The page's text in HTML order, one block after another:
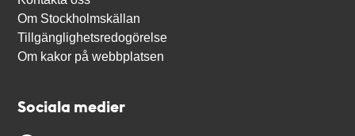
Om Stockholmskällan
Tillgänglighetsredogörelse
Om kakor på webbplatsen
Sociala medier